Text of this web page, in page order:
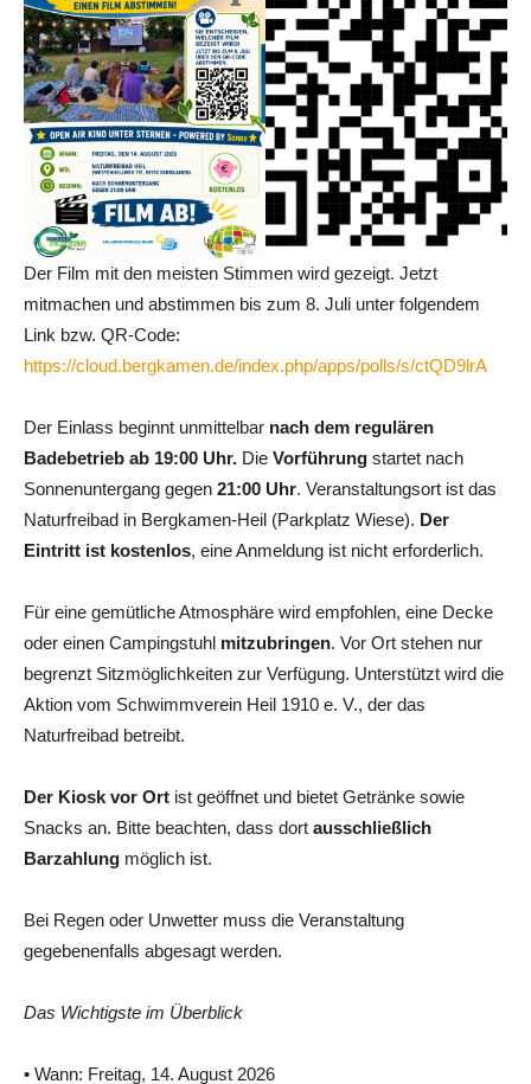
Der Film mit den meisten Stimmen wird gezeigt. Jetzt
mitmachen und abstimmen bis zum 8. Juli unter folgendem
Link bzw. QR-Code:
https://cloud.bergkamen.de/index.php/apps/polls/s/ctQD9lrA
Der Einlass beginnt unmittelbar nach dem regulären
Badebetrieb ab 19:00 Uhr. Die Vorführung startet nach
Sonnenuntergang gegen 21:00 Uhr. Veranstaltungsort ist das
Naturfreibad in Bergkamen-Heil (Parkplatz Wiese). Der
Eintritt ist kostenlos, eine Anmeldung ist nicht erforderlich.
Für eine gemütliche Atmosphäre wird empfohlen, eine Decke
oder einen Campingstuhl mitzubringen. Vor Ort stehen nur
begrenzt Sitzmöglichkeiten zur Verfügung. Unterstützt wird die
Aktion vom Schwimmverein Heil 1910 e. V., der das
Naturfreibad betreibt.
Der Kiosk vor Ort ist geöffnet und bietet Getränke sowie
Snacks an. Bitte beachten, dass dort ausschließlich
Barzahlung möglich ist.
Bei Regen oder Unwetter muss die Veranstaltung
gegebenenfalls abgesagt werden.
Das Wichtigste im Überblick
• Wann: Freitag, 14. August 2026